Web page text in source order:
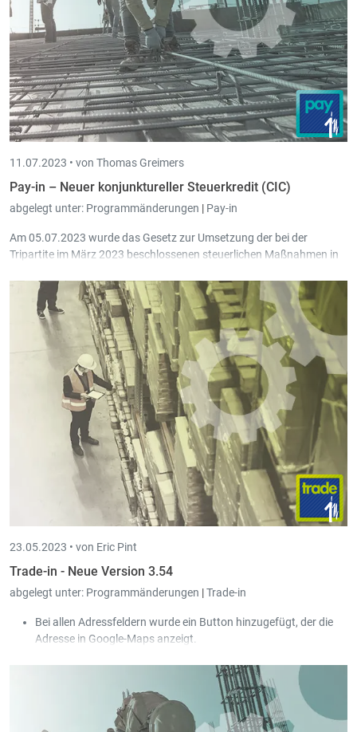
beim Arbeitnehmer.
11.07.2023 • von Thomas Greimers
Pay-in – Neuer konjunktureller Steuerkredit (CIC)
abgelegt unter: Programmänderungen | Pay-in
Am 05.07.2023 wurde das Gesetz zur Umsetzung der bei der
Tripartite im März 2023 beschlossenen steuerlichen Maßnahmen in
23.05.2023 • von Eric Pint
Trade-in - Neue Version 3.54
abgelegt unter: Programmänderungen |Trade-in
Bei allen Adressfeldern wurde ein Button hinzugefügt, der die
Adresse in Google-Maps anzeigt.
gestoppt damit das Ursprungsdokument noch angepasst